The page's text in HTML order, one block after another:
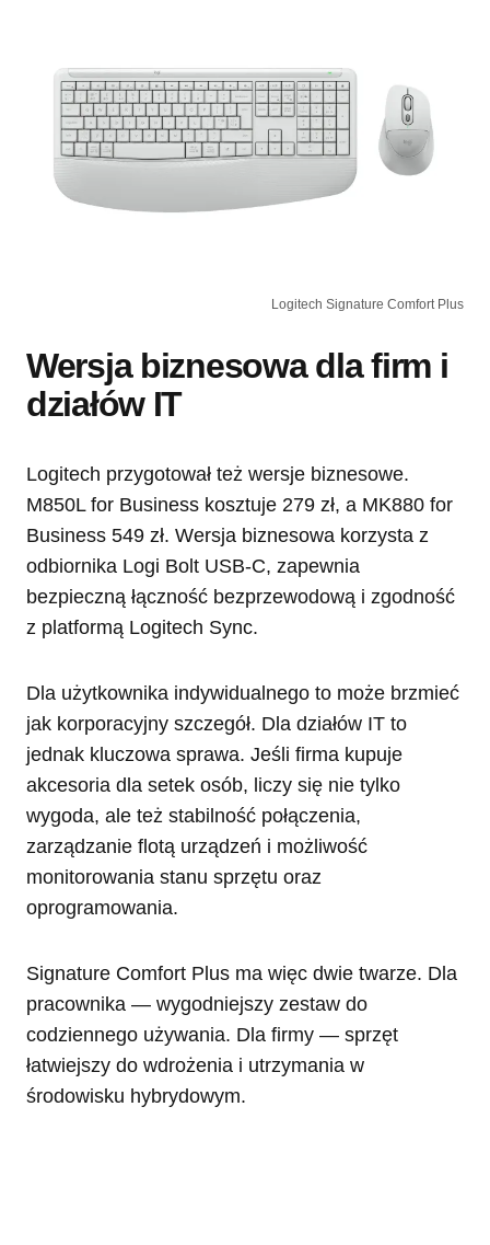
Logitech Signature Comfort Plus
Wersja biznesowa dla firm i
działów IT
Logitech przygotował też wersje biznesowe.
M850L for Business kosztuje 279 zł, a MK880 for
Business 549 zł. Wersja biznesowa korzysta z
odbiornika Logi Bolt USB-C, zapewnia
bezpieczną łączność bezprzewodową i zgodność
z platformą Logitech Sync.
Dla użytkownika indywidualnego to może brzmieć
jak korporacyjny szczegół. Dla działów IT to
jednak kluczowa sprawa. Jeśli firma kupuje
akcesoria dla setek osób, liczy się nie tylko
wygoda, ale też stabilność połączenia,
zarządzanie flotą urządzeń i możliwość
monitorowania stanu sprzętu oraz
oprogramowania.
Signature Comfort Plus ma więc dwie twarze. Dla
pracownika — wygodniejszy zestaw do
codziennego używania. Dla firmy — sprzęt
łatwiejszy do wdrożenia i utrzymania w
środowisku hybrydowym.